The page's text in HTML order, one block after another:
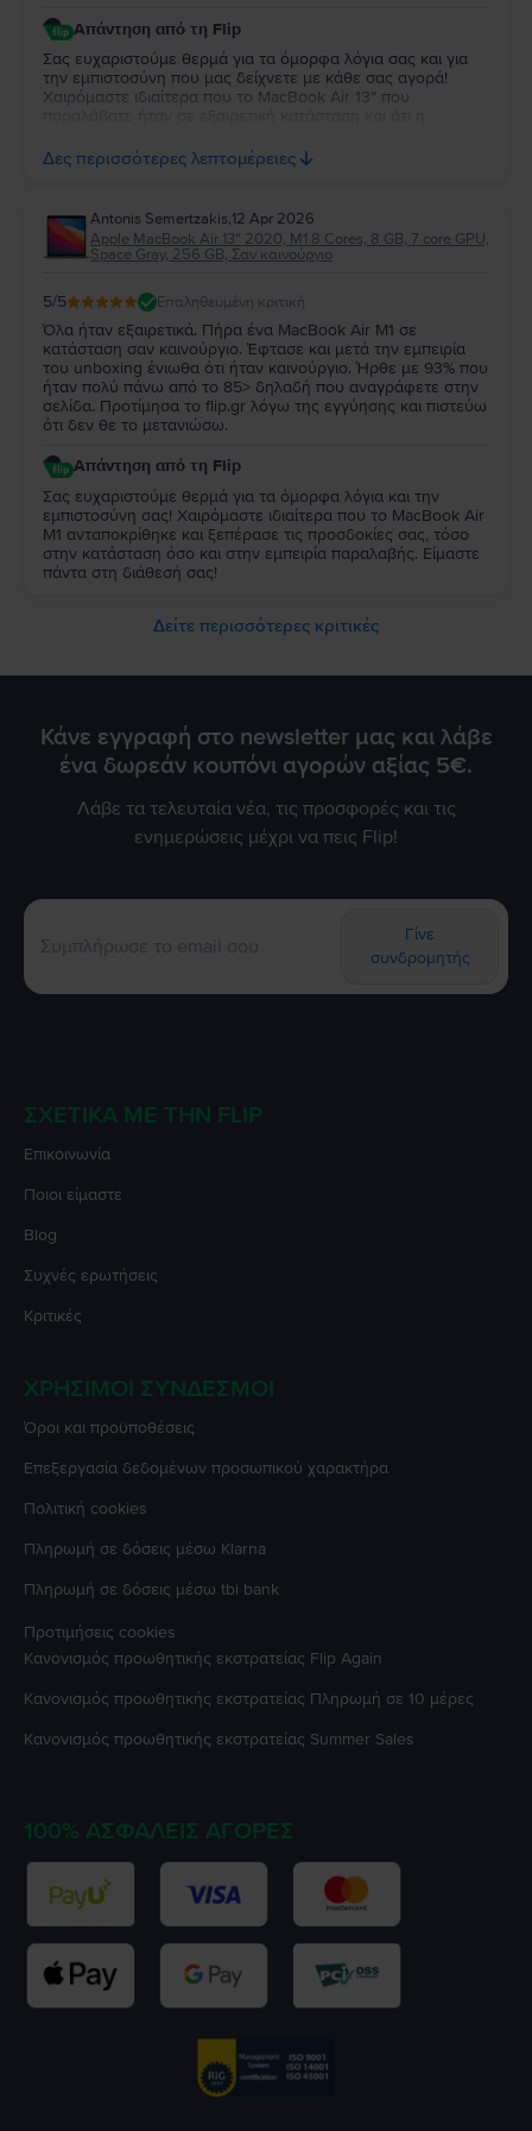
Απάντηση από τη Flip
Σας ευχαριστούμε θερμά για τα όμορφα λόγια σας και για
την εμπιστοσύνη που μας δείχνετε με κάθε σας αγορά!
Χαιρόμαστε ιδιαίτερα που το MacBook Air 13″ που
σας. Η διαχρονική σας προτίμηση είναι η μεγαλύτερη
επιβράβευση για την ομάδα μας. Θα χαρούμε να σας
Δες περισσότερες λεπτομέρειες
Antonis Semertzakis,12 Apr 2026
Apple MacBook Air 13″ 2020, M1 8 Cores, 8 GB, 7 core GPU,
Space Gray, 256 GB, Σαν καινούργιο
5/5 Επαληθευμένη κριτική
Όλα ήταν εξαιρετικά. Πήρα ένα MacBook Air M1 σε
κατάσταση σαν καινούργιο. Έφτασε και μετά την εμπειρία
του unboxing ένιωθα ότι ήταν καινούργιο. Ήρθε με 93% που
ήταν πολύ πάνω από το 85> δηλαδή που αναγράφετε στην
σελίδα. Προτίμησα το flip.gr λόγω της εγγύησης και πιστεύω
ότι δεν θε το μετανιώσω.
Απάντηση από τη Flip
Σας ευχαριστούμε θερμά για τα όμορφα λόγια και την
εμπιστοσύνη σας! Χαιρόμαστε ιδιαίτερα που το MacBook Air
M1 ανταποκρίθηκε και ξεπέρασε τις προσδοκίες σας, τόσο
στην κατάσταση όσο και στην εμπειρία παραλαβής. Είμαστε
πάντα στη διάθεσή σας!
Δείτε περισσότερες κριτικές
Κάνε εγγραφή στο newsletter μας και λάβε
ένα δωρεάν κουπόνι αγορών αξίας 5€.
Λάβε τα τελευταία νέα, τις προσφορές και τις
ενημερώσεις μέχρι να πεις Flip!
Γίνε
συνδρομητής
ΣΧΕΤΙΚΆ ΜΕ ΤΗΝ FLIP
Επικοινωνία
Ποιοι είμαστε
Blog
Συχνές ερωτήσεις
Κριτικές
ΧΡΉΣΙΜΟΙ ΣΎΝΔΕΣΜΟΙ
Όροι και προϋποθέσεις
Επεξεργασία δεδομένων προσωπικού χαρακτήρα
Πολιτική cookies
Πληρωμή σε δόσεις μέσω Klarna
Πληρωμή σε δόσεις μέσω tbi bank
Προτιμήσεις cookies
Κανονισμός προωθητικής εκστρατείας Flip Again
Κανονισμός προωθητικής εκστρατείας Πληρωμή σε 10 μέρες
Κανονισμός προωθητικής εκστρατείας Summer Sales
100% ΑΣΦΑΛΕΊΣ ΑΓΟΡΈΣ